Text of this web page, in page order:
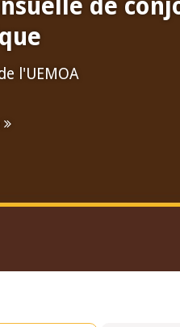
de
l'UEMOA